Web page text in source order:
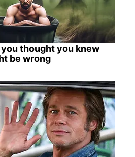
thought you knew
be wrong